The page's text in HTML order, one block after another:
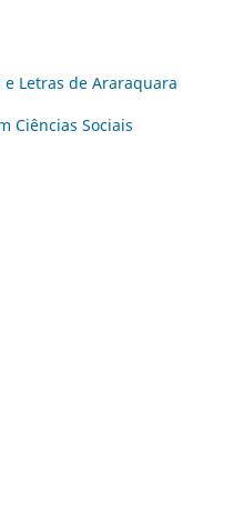
e Letras de Araraquara
Ciências Sociais